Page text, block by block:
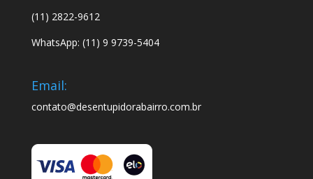
(11) 2822-9612
WhatsApp: (11) 9 9739-5404
Email:
contato@desentupidorabairro.com.br